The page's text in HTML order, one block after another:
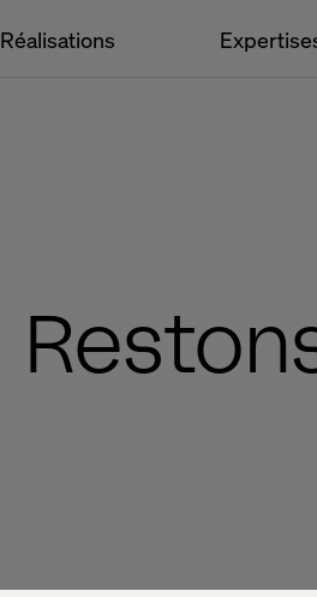
Réalisations